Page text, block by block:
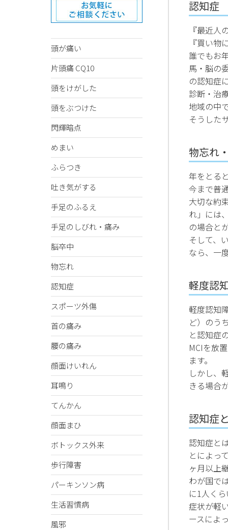
認知
『最近人
『買い物
誰でもお
馬・脳の
の認知症
診断・治
地域の中
そうした
物忘れ
年をとる
今まで普
大切な約
れ」には
の場合と
そして、
なら、一
軽度認
軽度認知
ど）のう
と認知症
MCIを放
ます。
しかし、
きる場合
認知症
認知症と
とによっ
ヶ月以上
わが国で
に1人く
症状が軽
ースによ
頭が痛い
片頭痛 CQ10
頭をけがした
頭をぶつけた
閃輝暗点
めまい
ふらつき
吐き気がする
手足のふるえ
手足のしびれ・痛み
脳卒中
物忘れ
認知症
スポーツ外傷
首の痛み
腰の痛み
顔面けいれん
耳鳴り
てんかん
顔面まひ
ボトックス外来
歩行障害
パーキンソン病
生活習慣病
風邪